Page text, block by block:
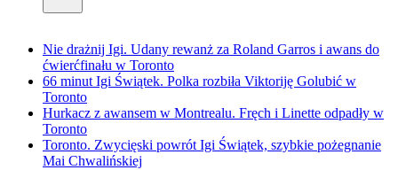
Nie drażnij Igi. Udany rewanż za Roland Garros i awans do
ćwierćfinału w Toronto
66 minut Igi Świątek. Polka rozbiła Viktoriję Golubić w
Toronto
Hurkacz z awansem w Montrealu. Fręch i Linette odpadły w
Toronto
Toronto. Zwycięski powrót Igi Świątek, szybkie pożegnanie
Mai Chwalińskiej